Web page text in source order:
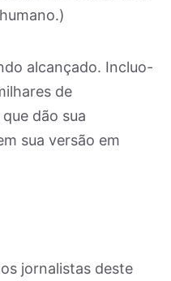
alcançado. Incluo-
de
dão sua
sua versão em
jornalistas deste